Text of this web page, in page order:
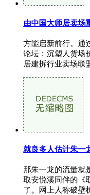
由中国大师居卖场
方能启新前行。通
论坛：沉塑人货场
居建拆行业卖场联
就良多人估计朱一
那朱一龙的流量就
取安悦溪同伴的《
了。网上人称破壁